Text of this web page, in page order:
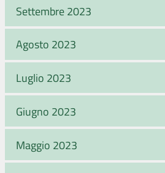
Settembre 2023
Agosto 2023
Luglio 2023
Giugno 2023
Maggio 2023